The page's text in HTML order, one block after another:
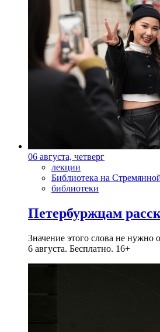
06 августа, четверг
лекции
Библиотека на
библиотеки
Петербуржцам
Значение этого слова не
6 августа. Бесплатно. 16+